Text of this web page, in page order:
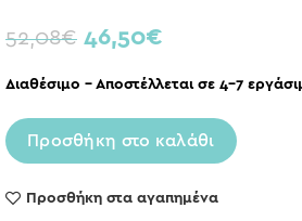
52,08€ 46,50€
Διαθέσιμο – Αποστέλλεται σε 4-7
Προσθήκη στο καλάθι
Προσθήκη στα αγαπημένα